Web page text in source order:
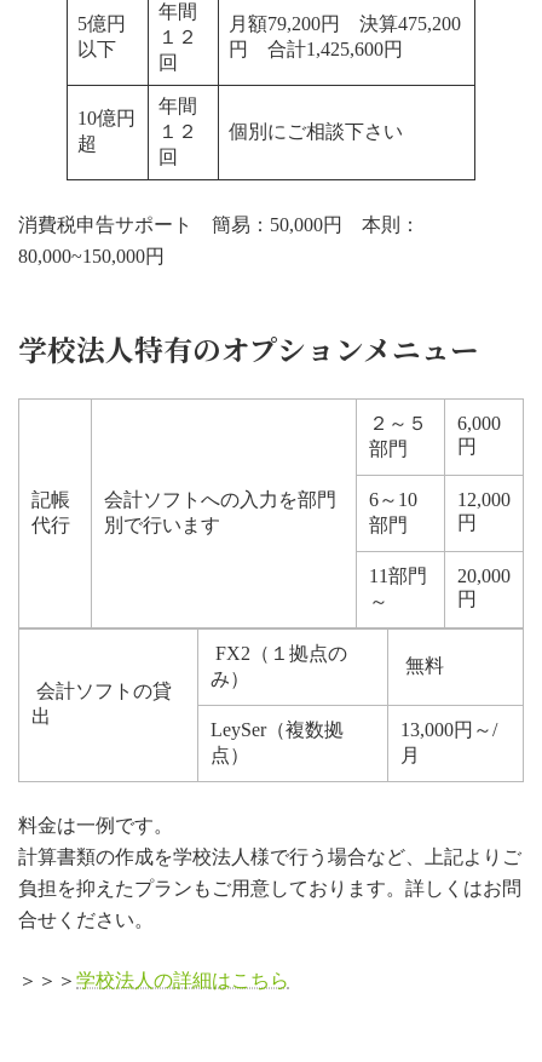
5億円
以下
年間
１２
回
月額79,200円 決算475,200
円 合計1,425,600円
10億円
超
年間
１２
回
個別にご相談下さい
消費税申告サポート 簡易：50,000円 本則：
80,000~150,000円
学校法人特有のオプションメニュー
記帳
代行
会計ソフトへの入力を部門
別で行います
２～５
部門
6,000
円
6～10
部門
12,000
円
11部門
～
20,000
円
会計ソフトの貸
出
FX2（１拠点の
み）
無料
LeySer（複数拠
点）
13,000円～/
月
料金は一例です。
計算書類の作成を学校法人様で行う場合など、上記よりご
負担を抑えたプランもご用意しております。詳しくはお問
合せください。
＞＞＞ 学校法人の詳細はこちら